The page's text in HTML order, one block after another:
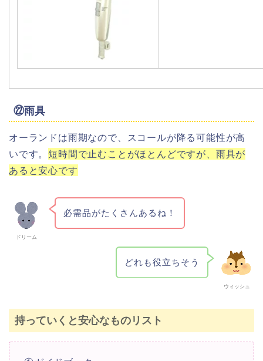
㉒雨具
オーランドは雨期なので、スコールが降る可能性が高
いです。短時間で止むことがほとんどですが、雨具が
あると安心です
ドリーム
必需品がたくさんあるね！
ウィッシュ
どれも役立ちそう
持っていくと安心なものリスト